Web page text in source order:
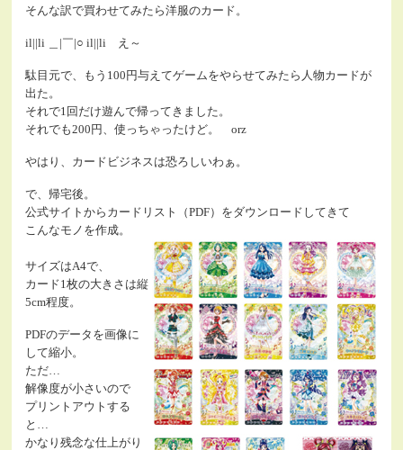
そんな訳で買わせてみたら洋服のカード。
il||li ＿|￣|○ il||li え～
駄目元で、もう100円与えてゲームをやらせてみたら人物カードが
出た。
それで1回だけ遊んで帰ってきました。
それでも200円、使っちゃったけど。 orz
やはり、カードビジネスは恐ろしいわぁ。
で、帰宅後。
公式サイトからカードリスト（PDF）をダウンロードしてきて
こんなモノを作成。
サイズはA4で、
カード1枚の大きさは縦
5cm程度。
PDFのデータを画像に
して縮小。
ただ…
解像度が小さいので
プリントアウトする
と…
かなり残念な仕上がり